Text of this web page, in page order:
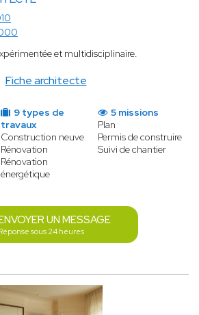
Fiche architecte
et multidisciplinaire.
9 types de
travaux
Construction neuve
Rénovation
Rénovation
énergétique
5 missions
Plan
Permis de construire
Suivi de chantier
UN MESSAGE
sous 24 heures